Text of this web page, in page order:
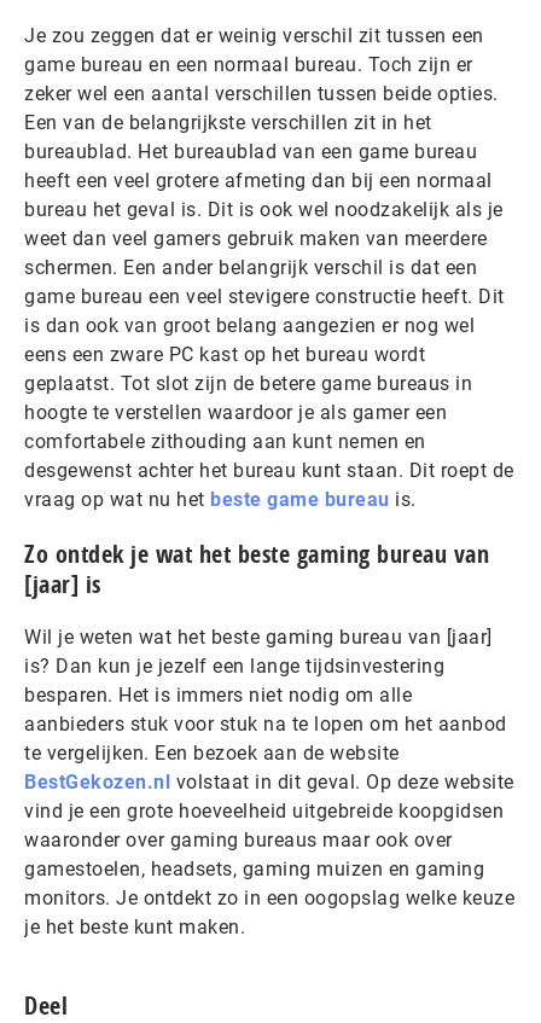
Je zou zeggen dat er weinig verschil zit tussen een
game bureau en een normaal bureau. Toch zijn er
zeker wel een aantal verschillen tussen beide opties.
Een van de belangrijkste verschillen zit in het
bureaublad. Het bureaublad van een game bureau
heeft een veel grotere afmeting dan bij een normaal
bureau het geval is. Dit is ook wel noodzakelijk als je
weet dan veel gamers gebruik maken van meerdere
schermen. Een ander belangrijk verschil is dat een
game bureau een veel stevigere constructie heeft. Dit
is dan ook van groot belang aangezien er nog wel
eens een zware PC kast op het bureau wordt
geplaatst. Tot slot zijn de betere game bureaus in
hoogte te verstellen waardoor je als gamer een
comfortabele zithouding aan kunt nemen en
desgewenst achter het bureau kunt staan. Dit roept de
vraag op wat nu het beste game bureau is.
Zo ontdek je wat het beste gaming bureau van
[jaar] is
Wil je weten wat het beste gaming bureau van [jaar]
is? Dan kun je jezelf een lange tijdsinvestering
besparen. Het is immers niet nodig om alle
aanbieders stuk voor stuk na te lopen om het aanbod
te vergelijken. Een bezoek aan de website
BestGekozen.nl volstaat in dit geval. Op deze website
vind je een grote hoeveelheid uitgebreide koopgidsen
waaronder over gaming bureaus maar ook over
gamestoelen, headsets, gaming muizen en gaming
monitors. Je ontdekt zo in een oogopslag welke keuze
je het beste kunt maken.
Deel